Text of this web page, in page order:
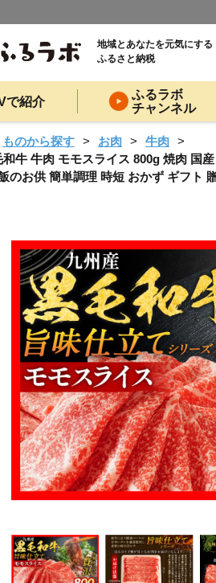
地域とあなたを元気にする
ふるさと納税
で紹介
ふるラボ
チャンネル
ものから探す お肉
牛肉
和牛 牛肉 モモスライス 800g 焼肉 国
のお供 簡単調理 時短 おかず ギフト